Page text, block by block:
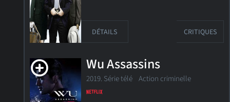
DÉTAILS CRITIQUES
Wu Assassins
2019. Série télé Action criminelle